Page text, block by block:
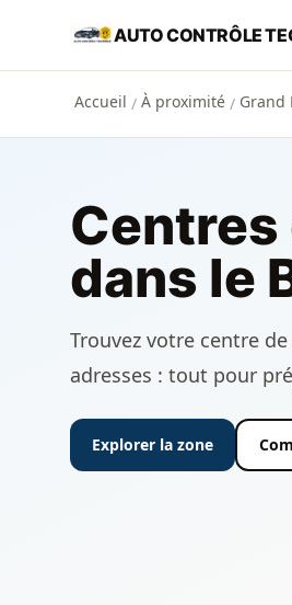
Aller au contenu principal
AUTO CONTRÔLE
Accueil / À proximité / Grand
dans le
Trouvez votre centre
adresses : tout pour
Explorer la zone